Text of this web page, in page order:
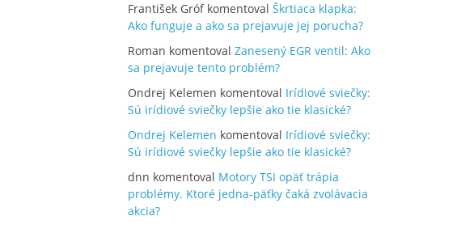
František Grófkomentoval Škrtiaca klapka:
Ako funguje a ako sa prejavuje jej porucha?
Roman komentoval Zanesený EGR ventil: Ako
sa prejavuje tento problém?
Ondrej Kelemen komentoval Irídiové sviečky:
Sú irídiové sviečky lepšie ako tie klasické?
Ondrej Kelemen komentoval Irídiové sviečky:
Sú irídiové sviečky lepšie ako tie klasické?
dnn komentoval Motory TSI opäť trápia
problémy. Ktoré jedna-päťky čaká zvolávacia
akcia?